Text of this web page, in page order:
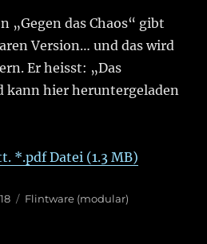
„Gegen das Chaos“ gibt
Version… und das wird
Er heisst: „Das
kann hier heruntergeladen
*.pdf Datei (1.3 MB)
Kategorien
Flintware (modular)